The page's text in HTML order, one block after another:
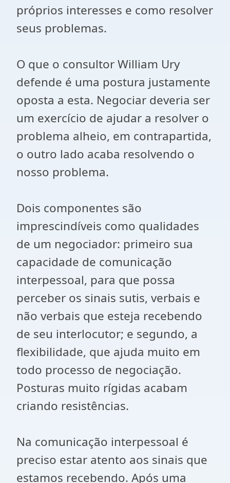
próprios interesses e como resolver
seus problemas.
O que o consultor William Ury
defende é uma postura justamente
oposta a esta. Negociar deveria ser
um exercício de ajudar a resolver o
problema alheio, em contrapartida,
o outro lado acaba resolvendo o
nosso problema.
Dois componentes são
imprescindíveis como qualidades
de um negociador: primeiro sua
capacidade de comunicação
interpessoal, para que possa
perceber os sinais sutis, verbais e
não verbais que esteja recebendo
de seu interlocutor; e segundo, a
flexibilidade, que ajuda muito em
todo processo de negociação.
Posturas muito rígidas acabam
criando resistências.
Na comunicação interpessoal é
preciso estar atento aos sinais que
estamos recebendo. Após uma